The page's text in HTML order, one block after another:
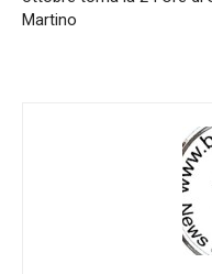
Martino